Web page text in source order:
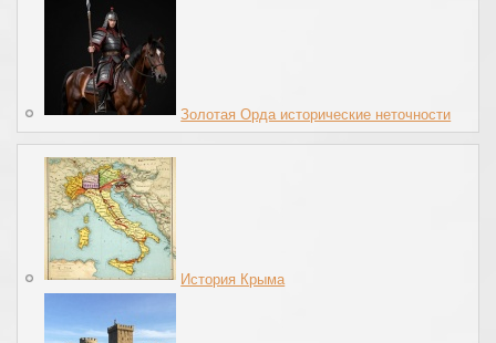
Золотая Орда исторические неточности
История Крыма